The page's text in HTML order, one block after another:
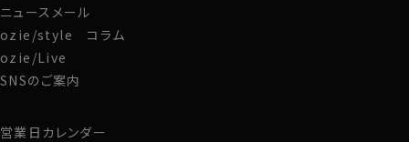
ニュースメール
ozie/style コラム
ozie/Live
SNSのご案内
営業日カレンダー